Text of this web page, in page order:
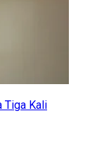
Tiga Kali